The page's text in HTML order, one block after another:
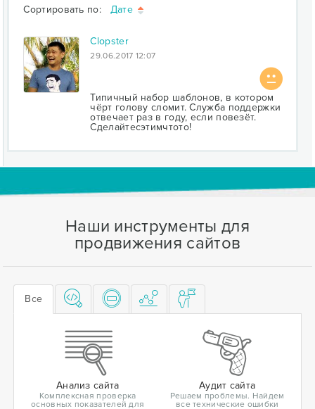
Сортировать по: Дате
Clopster
29.06.2017 12:07
Типичный набор шаблонов, в котором
чёрт голову сломит. Служба поддержки
отвечает раз в году, если повезёт.
Сделайтесэтимчтото!
Наши инструменты для
продвижения сайтов
Все
Анализ сайта
Комплексная проверка
основных показателей для
Аудит сайта
Решаем проблемы. Найдем
все технические ошибки